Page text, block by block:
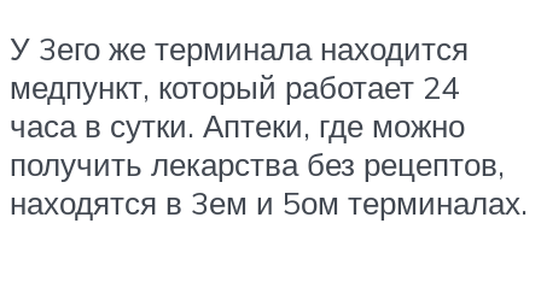
У 3его же терминала находится
медпункт, который работает 24
часа в сутки. Аптеки, где можно
получить лекарства без рецептов,
находятся в 3ем и 5ом терминалах.